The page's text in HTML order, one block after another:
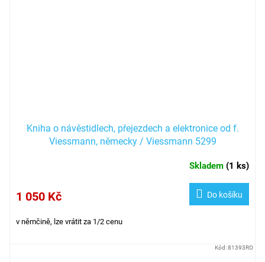
Kniha o návěstidlech, přejezdech a elektronice od f.
Viessmann, německy / Viessmann 5299
Skladem (1 ks)
1 050 Kč Do košíku
v němčině, lze vrátit za 1/2 cenu
Kód:81393RO